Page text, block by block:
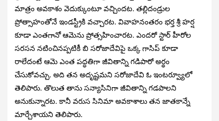
మాత్రం అవకాశం వెదుక్కుంటూ వచ్చిందట. తల్లిదండ్రుల
ప్రోత్సాహంతోనే ఇండస్ట్రీకి వచ్చారట. వివాహనంతరం భర్త శ్రీ హర్ష
కూడా ఎంతగానో ఆమెను ప్రోత్సహించారట. ఎందరో స్టార్ హీరోల
సరసన నటించినప్పటికీ బి సరోజాదేవిపై ఒక్క గాసిప్ కూడా
రాలేదంటే ఆమె ఎంత పద్ధతిగా జీవితాన్ని గడిపారో అర్థం
చేసుకోవచ్చు. అది తన అదృష్టమని సరోజాదేవి ఓ ఇంటర్వ్యూలో
తెలిపారు. తొలుత తాను సన్యాసినిగా జీవితాన్ని గడపాలని
అనుకున్నారట. కానీ వరుస సినిమా అవకాశాలు తన జాతకాన్నే
మార్చేశాయని తెలిపారు.